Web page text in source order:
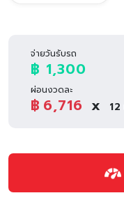
จ่ายวันรับรถ
฿ 1,300
ผ่อนงวดละ
฿ 6,716 x 12